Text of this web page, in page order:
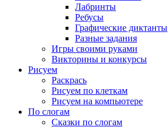
Лабринты
Ребусы
Графические диктанты
Разные задания
Игры своими руками
Викторины и конкурсы
Рисуем
Раскрась
Рисуем по клеткам
Рисуем на компьютере
По слогам
Сказки по слогам